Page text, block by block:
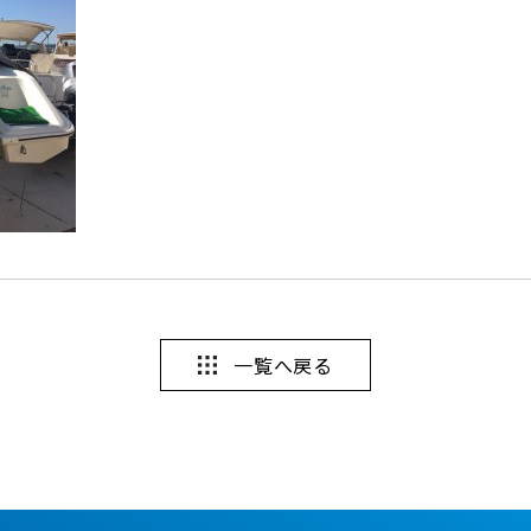
一覧へ戻る